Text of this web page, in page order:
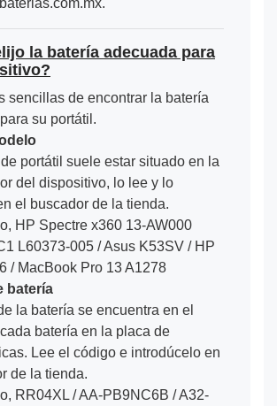
la batería adecuada para
sencillas de encontrar la batería
su portátil.
portátil suele estar situado en la
del dispositivo, lo lee y lo
el buscador de la tienda.
HP Spectre x360 13-AW000
L60373-005 / Asus K53SV / HP
/ MacBook Pro 13 A1278
batería
la batería se encuentra en el
batería en la placa de
Lee el código e introdúcelo en
de la tienda.
RR04XL / AA-PB9NC6B / A32-